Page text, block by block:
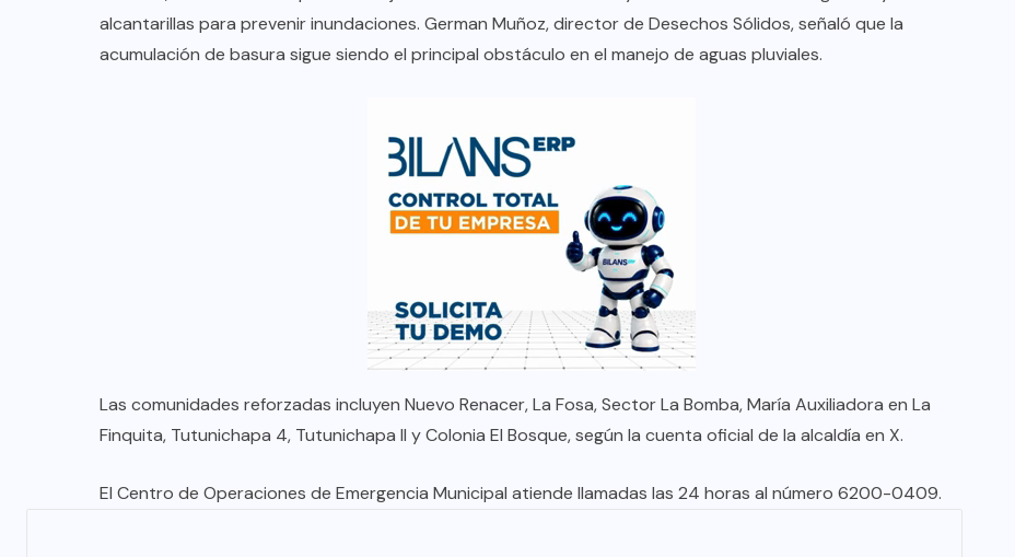
alcantarillas para prevenir inundaciones. German Muñoz, director de Desechos Sólidos, señaló que la
acumulación de basura sigue siendo el principal obstáculo en el manejo de aguas pluviales.
Las comunidades reforzadas incluyen Nuevo Renacer, La Fosa, Sector La Bomba, María Auxiliadora en La
Finquita, Tutunichapa 4, Tutunichapa II y Colonia El Bosque, según la cuenta oficial de la alcaldía en X.
El Centro de Operaciones de Emergencia Municipal atiende llamadas las 24 horas al número 6200-0409.